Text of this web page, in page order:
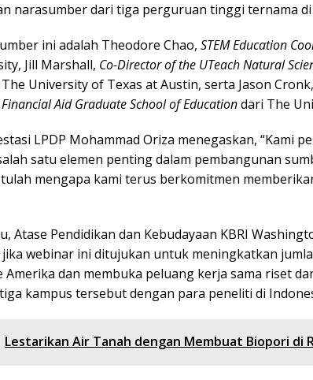
narasumber dari tiga perguruan tinggi ternama di
ini adalah Theodore Chao, STEM Education
Jill Marshall, Co-Director of the UTeach Natural
University of Texas at Austin, serta Jason Cronk,
Aid Graduate School of Educationdari The
LPDP Mohammad Oriza menegaskan, “Kami
satu elemen penting dalam pembangunan
mengapa kami terus berkomitmen
Atase Pendidikan dan Kebudayaan KBRI
webinar ini ditujukan untuk meningkatkan
Amerika dan membuka peluang kerja sama riset
kampus tersebut dengan para peneliti di
Lestarikan Air Tanah dengan Membuat Biopori di